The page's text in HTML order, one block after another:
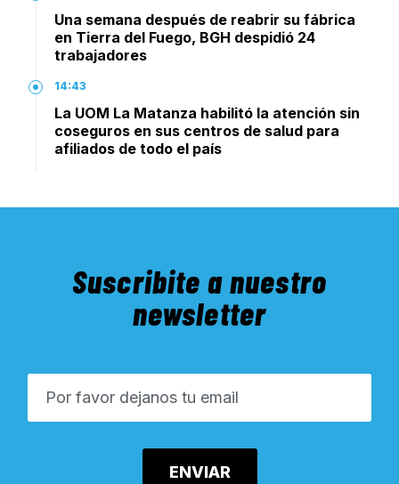
Una semana después de reabrir su fábrica
en Tierra del Fuego, BGH despidió 24
trabajadores
14:43
La UOM La Matanza habilitó la atención sin
coseguros en sus centros de salud para
afiliados de todo el país
Suscribite a nuestro
newsletter